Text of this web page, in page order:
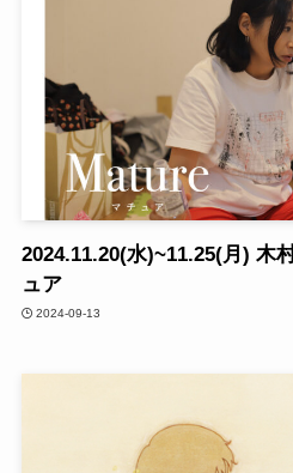
2024.11.20(水)~11.25(月) 木
ュア
2024-09-13